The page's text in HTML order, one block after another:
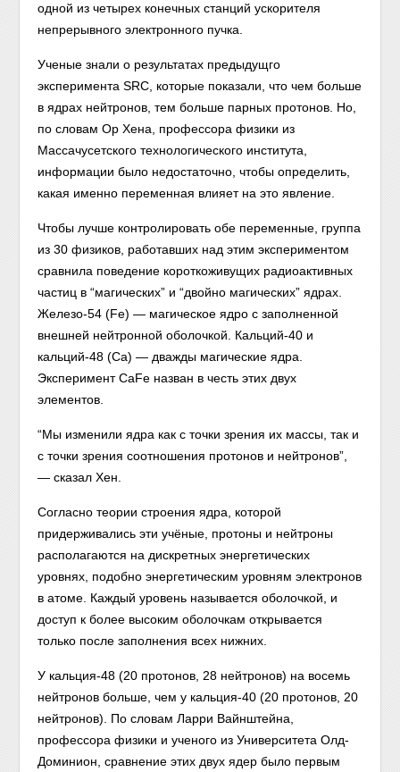
одной из четырех конечных станций ускорителя
непрерывного электронного пучка.
Ученые знали о результатах предыдущго
эксперимента SRC, которые показали, что чем больше
в ядрах нейтронов, тем больше парных протонов. Но,
по словам Ор Хена, профессора физики из
Массачусетского технологического института,
информации было недостаточно, чтобы определить,
какая именно переменная влияет на это явление.
Чтобы лучше контролировать обе переменные, группа
из 30 физиков, работавших над этим экспериментом
сравнила поведение короткоживущих радиоактивных
частиц в “магических” и “двойно магических” ядрах.
Железо-54 (Fe) — магическое ядро с заполненной
внешней нейтронной оболочкой. Кальций-40 и
кальций-48 (Ca) — дважды магические ядра.
Эксперимент CaFe назван в честь этих двух
элементов.
“Мы изменили ядра как с точки зрения их массы, так и
с точки зрения соотношения протонов и нейтронов”,
— сказал Хен.
Согласно теории строения ядра, которой
придерживались эти учёные, протоны и нейтроны
располагаются на дискретных энергетических
уровнях, подобно энергетическим уровням электронов
в атоме. Каждый уровень называется оболочкой, и
доступ к более высоким оболочкам открывается
только после заполнения всех нижних.
У кальция-48 (20 протонов, 28 нейтронов) на восемь
нейтронов больше, чем у кальция-40 (20 протонов, 20
нейтронов). По словам Ларри Вайнштейна,
профессора физики и ученого из Университета Олд-
Доминион, сравнение этих двух ядер было первым